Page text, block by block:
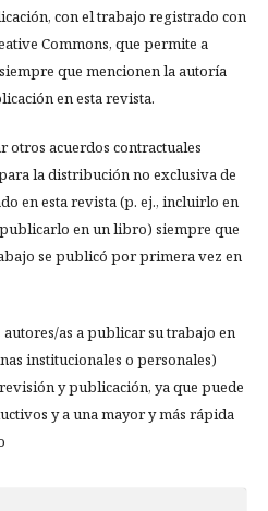
con el trabajo registrado con
Commons, que permite a
que mencionen la autoría
en esta revista.
otros acuerdos contractuales
la distribución no exclusiva de
en esta revista (p. ej., incluirlo en
en un libro) siempre que
se publicó por primera vez en
as a publicar su trabajo en
institucionales o personales)
y publicación, ya que puede
y a una mayor y más rápida